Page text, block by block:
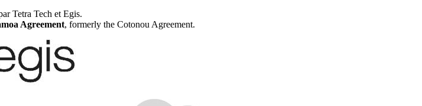
Tetra Tech et Egis.
Agreement, formerly the Cotonou Agreement.